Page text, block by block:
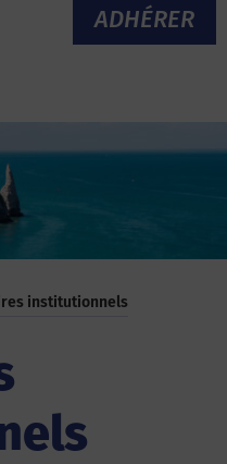
ADHÉRER
institutionnels